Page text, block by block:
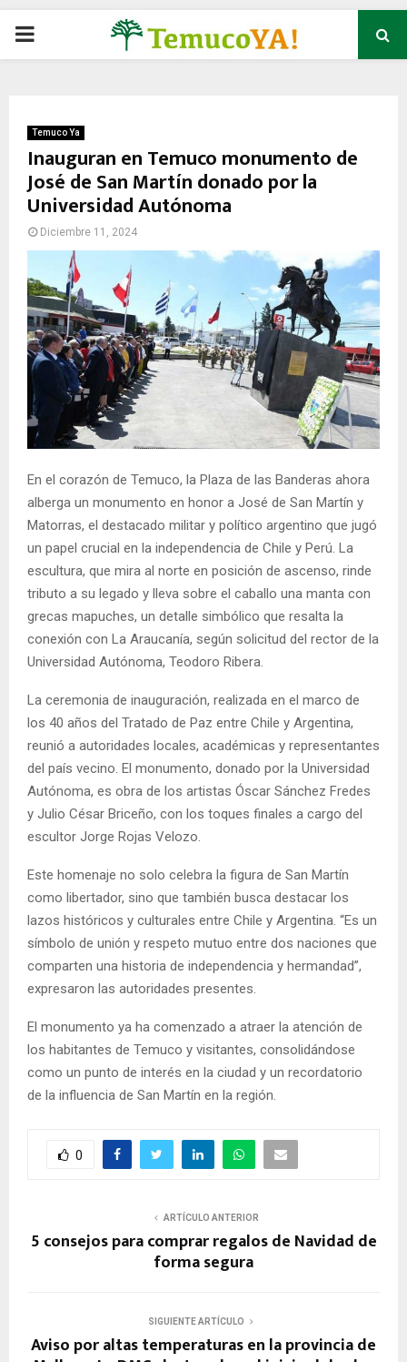
P
M
A
R
Y
M
E
N
U
Temuco Ya
Inauguran en Temuco monumento de
José de San Martín donado por la
Universidad Autónoma
Diciembre 11, 2024
En el corazón de Temuco, la Plaza de las Banderas ahora
alberga un monumento en honor a José de San Martín y
Matorras, el destacado militar y político argentino que jugó
un papel crucial en la independencia de Chile y Perú. La
escultura, que mira al norte en posición de ascenso, rinde
tributo a su legado y lleva sobre el caballo una manta con
grecas mapuches, un detalle simbólico que resalta la
conexión con La Araucanía, según solicitud del rector de la
Universidad Autónoma, Teodoro Ribera.
La ceremonia de inauguración, realizada en el marco de
los 40 años del Tratado de Paz entre Chile y Argentina,
reunió a autoridades locales, académicas y representantes
del país vecino. El monumento, donado por la Universidad
Autónoma, es obra de los artistas Óscar Sánchez Fredes
y Julio César Briceño, con los toques finales a cargo del
escultor Jorge Rojas Velozo.
Este homenaje no solo celebra la figura de San Martín
como libertador, sino que también busca destacar los
lazos históricos y culturales entre Chile y Argentina. “Es un
símbolo de unión y respeto mutuo entre dos naciones que
comparten una historia de independencia y hermandad”,
expresaron las autoridades presentes.
El monumento ya ha comenzado a atraer la atención de
los habitantes de Temuco y visitantes, consolidándose
como un punto de interés en la ciudad y un recordatorio
de la influencia de San Martín en la región.
0
ARTÍCULO ANTERIOR
5 consejos para comprar regalos de Navidad de
forma segura
SIGUIENTE ARTÍCULO
Aviso por altas temperaturas en la provincia de